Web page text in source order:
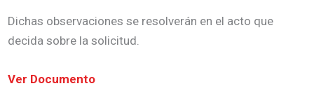
Dichas observaciones se resolverán en el acto que
decida sobre la solicitud.
Ver Documento